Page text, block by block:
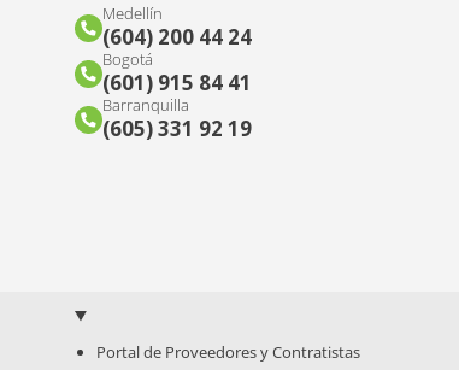
Medellín
(604) 200 44 24
Bogotá
(601) 915 84 41
Barranquilla
(605) 331 92 19
Portal de Proveedores y Contratistas